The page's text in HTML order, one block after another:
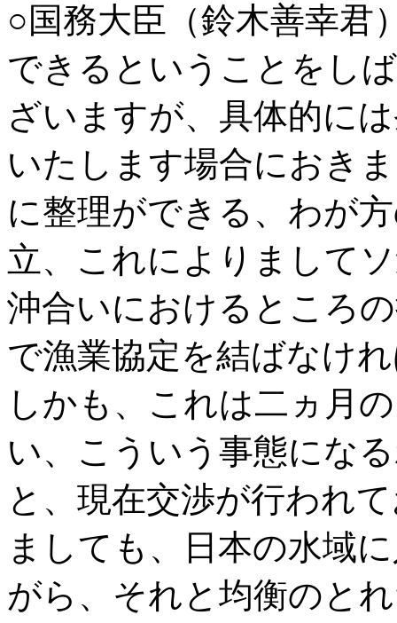
○国務大臣（鈴木善幸
できるということをし
ざいますが、具体的に
いたします場合におき
に整理ができる、わが
立、これによりまして
沖合いにおけるところ
で漁業協定を結ばなけ
しかも、これは二ヵ月
い、こういう事態にな
と、現在交渉が行われ
ましても、日本の水域
がら、それと均衡のと